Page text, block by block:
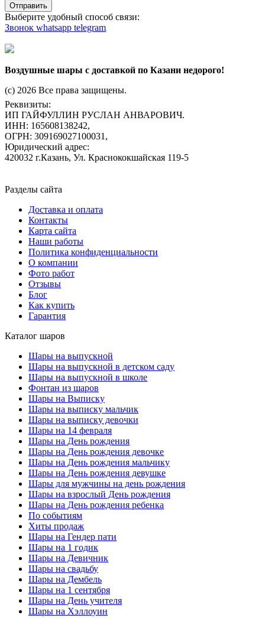
Отправить
Выберите удобный способ связи:
Звонок whatsapp telegram
Воздушные шары с доставкой по Казани недорого!
(c) 2026 Все права защищены.
Реквизиты:
ИП ГАЙФУЛЛИН РУСЛАН АНВАРОВИЧ.
ИНН: 165608138242,
ОГРН: 309169027100031,
Юридический адрес:
420032 г.Казань, Ул. Краснококшайская 119-5
Разделы сайта
Доставка и оплата
Контакты
Карта сайта
Наши работы
Политика конфиденциальности
О компании
Фото работ
Отзывы
Блог
Как купить
Гарантия
Каталог шаров
Шары на выпускной
Шары на выпускной в детском саду
Шары на выпускной в школе
Фонтан из шаров
Шары на Выписку
Шары на выписку мальчик
Шары на выписку девочки
Шары на 14 февраля
Шары на День рождения
Шары на День рождения девочке
Шары на День рождения мальчику
Шары на День рождения девушке
Шары для мужчины на день рождения
Шары на взрослый День рождения
Шары на День рождения ребенка
По событиям
Хиты продаж
Шары на Гендер пати
Шары на 1 годик
Шары на Девичник
Шары на свадьбу
Шары на Дембель
Шары на 1 сентября
Шары на День учителя
Шары на Хэллоуин